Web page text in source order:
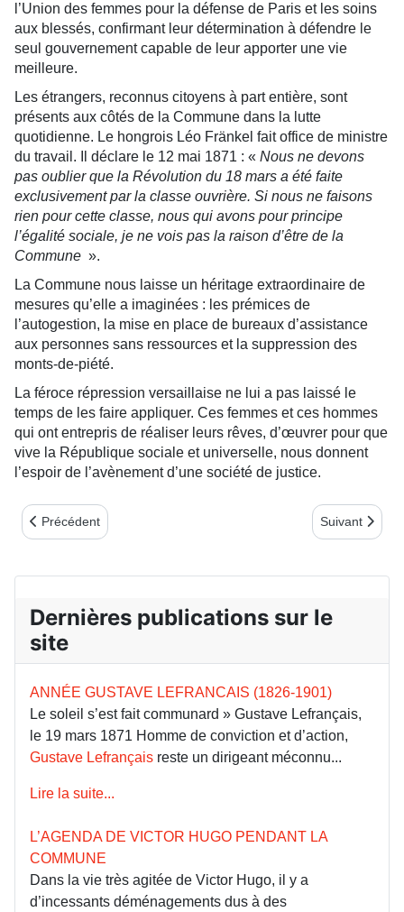
l’Union des femmes pour la défense de Paris et les soins
aux blessés, confirmant leur détermination à défendre le
seul gouvernement capable de leur apporter une vie
meilleure.
Les étrangers, reconnus citoyens à part entière, sont
présents aux côtés de la Commune dans la lutte
quotidienne. Le hongrois Léo Fränkel fait office de ministre
du travail. Il déclare le 12 mai 1871 : « Nous ne devons
pas oublier que la Révolution du 18 mars a été faite
exclusivement par la classe ouvrière. Si nous ne faisons
rien pour cette classe, nous qui avons pour principe
l’égalité sociale, je ne vois pas la raison d’être de la
Commune ».
La Commune nous laisse un héritage extraordinaire de
mesures qu’elle a imaginées : les prémices de
l’autogestion, la mise en place de bureaux d’assistance
aux personnes sans ressources et la suppression des
monts-de-piété.
La féroce répression versaillaise ne lui a pas laissé le
temps de les faire appliquer. Ces femmes et ces hommes
qui ont entrepris de réaliser leurs rêves, d’œuvrer pour que
vive la République sociale et universelle, nous donnent
l’espoir de l’avènement d’une société de justice.
Article précédent : Commémoration en l’honneur de la
Précédent Article
Suivant
Dernières publications sur le
site
ANNÉE GUSTAVE LEFRANCAIS (1826-1901)
Le soleil s’est fait communard » Gustave Lefrançais,
le 19 mars 1871 Homme de conviction et d’action,
Gustave Lefrançais reste un dirigeant méconnu...
Lire la suite...
L’AGENDA DE VICTOR HUGO PENDANT LA
COMMUNE
Dans la vie très agitée de Victor Hugo, il y a
d’incessants déménagements dus à des